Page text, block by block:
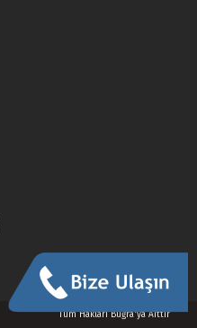
Tüm Hakları Buğra'ya Aittir